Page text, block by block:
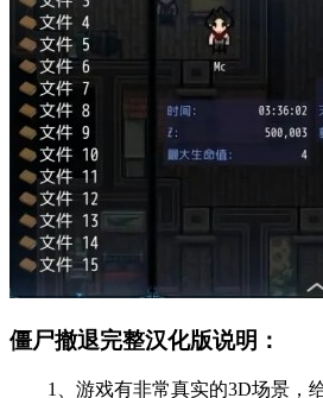
僵尸撤退完整汉化版说明：
1、游戏有非常真实的3D场景，